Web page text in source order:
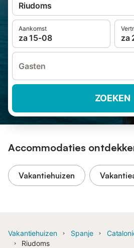
Riudoms
Aankomst
za 15-08 za
Gasten
ZOEKEN
Accommodaties
Vakantiehuizen
Vakantiehuizen Spanje
Riudoms